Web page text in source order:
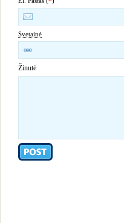
Svetainė
Žinutė